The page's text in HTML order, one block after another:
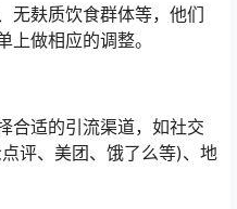
无麸质饮食群体等，他们
做相应的调整。
合适的引流渠道，如社交
评、美团、饿了么等)、地